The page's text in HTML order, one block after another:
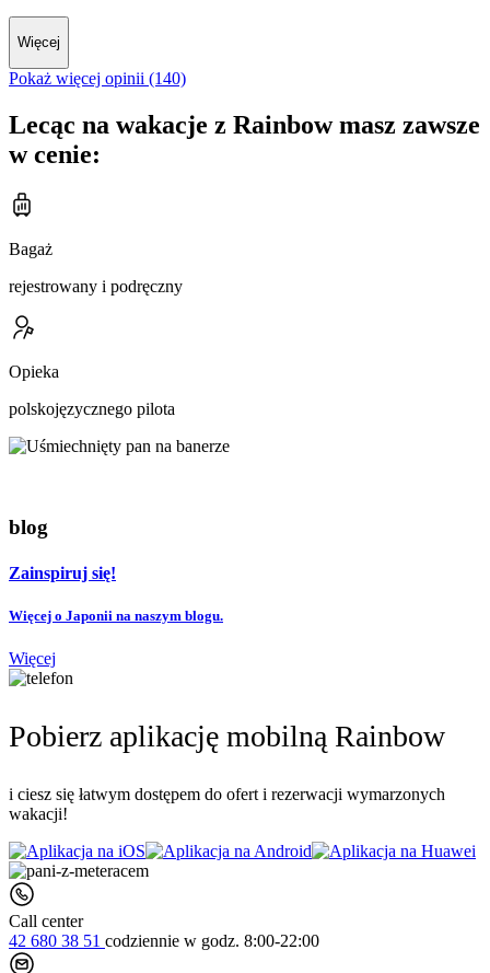
Więcej
Pokaż więcej opinii (140)
Lecąc na wakacje z Rainbow masz zawsze
w cenie:
Bagaż
rejestrowany i podręczny
Opieka
polskojęzycznego pilota
blog
Zainspiruj się!
Więcej o Japonii na naszym blogu.
Więcej
Pobierz aplikację mobilną Rainbow
i ciesz się łatwym dostępem do ofert i rezerwacji wymarzonych
wakacji!
Call center
42 680 38 51 codziennie w godz. 8:00-22:00